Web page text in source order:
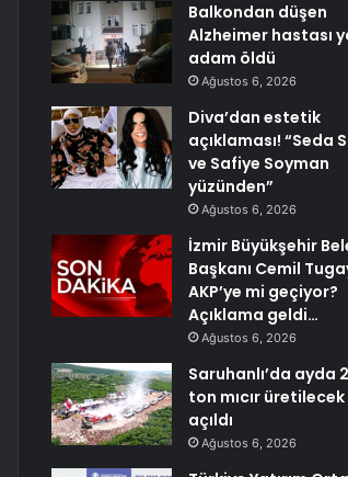
Balkondan düşen
Alzheimer hastası
adam öldü
Ağustos 6, 2026
Diva’dan estetik
açıklaması! “Seda
ve Safiye Soyman
yüzünden”
Ağustos 6, 2026
İzmir Büyükşehir
Başkanı Cemil
AKP’ye mi geçiyor?
Açıklama geldi…
Ağustos 6, 2026
Saruhanlı’da ayda
ton mıcır
açıldı
Ağustos 6, 2026